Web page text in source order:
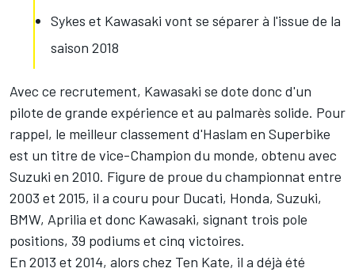
Sykes et Kawasaki vont se séparer à l'issue de la
saison 2018
Avec ce recrutement, Kawasaki se dote donc d'un
pilote de grande expérience et au palmarès solide. Pour
rappel, le meilleur classement d'Haslam en Superbike
est un titre de vice-Champion du monde, obtenu avec
Suzuki en 2010. Figure de proue du championnat entre
2003 et 2015, il a couru pour Ducati, Honda, Suzuki,
BMW, Aprilia et donc Kawasaki, signant trois pole
positions, 39 podiums et cinq victoires.
En 2013 et 2014, alors chez Ten Kate, il a déjà été